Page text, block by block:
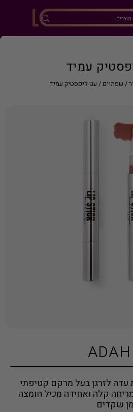
עמיד
/ שפתיים / עט ליפסטיק עמיד
עדה לזרגן בעל מרקם קטיפתי
קלה ואחידה מכיל חומצה
שקדים